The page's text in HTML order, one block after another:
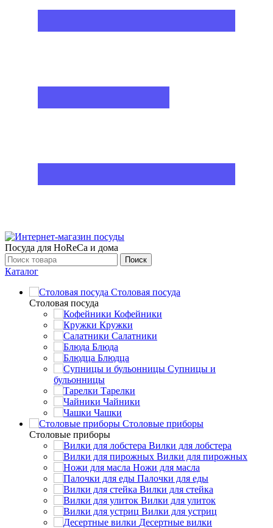
Посуда для HoReCa и дома
Поиск
Каталог
Столовая посуда
Столовая посуда
Кофейники
Кружки
Салатники
Блюда
Блюдца
Супницы и
бульонницы
Тарелки
Чайники
Чашки
Cтоловые приборы
Cтоловые приборы
Вилки для лобстера
Вилки для пирожных
Ножи для масла
Палочки для еды
Вилки для стейка
Вилки для улиток
Вилки для устриц
Десертные вилки